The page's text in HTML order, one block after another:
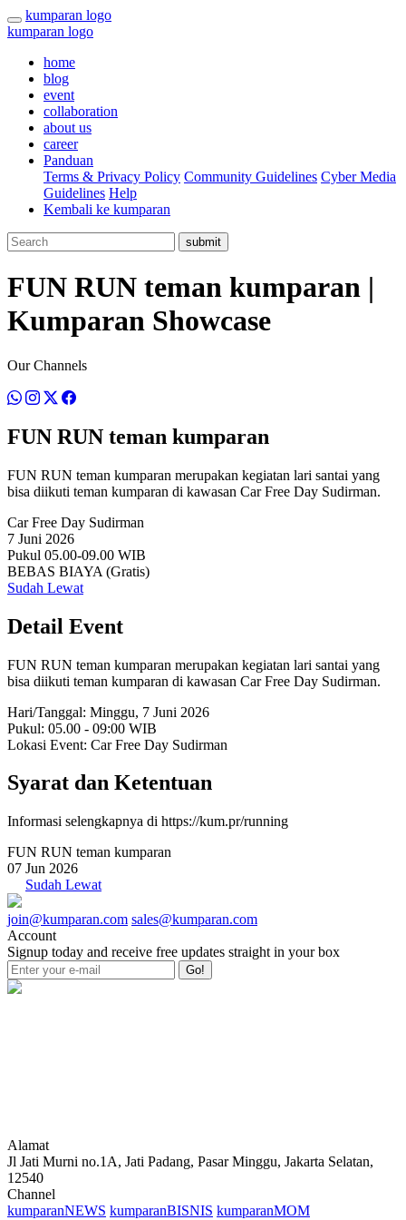
kumparan logo
kumparan logo
home
blog
event
collaboration
about us
career
Panduan
Terms & Privacy Policy Community Guidelines Cyber Media
Guidelines Help
Kembali ke kumparan
submit
FUN RUN teman kumparan |
Kumparan Showcase
Our Channels
FUN RUN teman kumparan
FUN RUN teman kumparan merupakan kegiatan lari santai yang
bisa diikuti teman kumparan di kawasan Car Free Day Sudirman.
Car Free Day Sudirman
7 Juni 2026
Pukul 05.00-09.00 WIB
BEBAS BIAYA (Gratis)
Sudah Lewat
Detail Event
FUN RUN teman kumparan merupakan kegiatan lari santai yang
bisa diikuti teman kumparan di kawasan Car Free Day Sudirman.
Hari/Tanggal: Minggu, 7 Juni 2026
Pukul: 05.00 - 09:00 WIB
Lokasi Event: Car Free Day Sudirman
Syarat dan Ketentuan
Informasi selengkapnya di https://kum.pr/running
FUN RUN teman kumparan
07 Jun 2026
Sudah Lewat
join@kumparan.com sales@kumparan.com
Account
Signup today and receive free updates straight in your box
Go!
Alamat
Jl Jati Murni no.1A, Jati Padang, Pasar Minggu, Jakarta Selatan,
12540
Channel
kumparanNEWS kumparanBISNIS kumparanMOM